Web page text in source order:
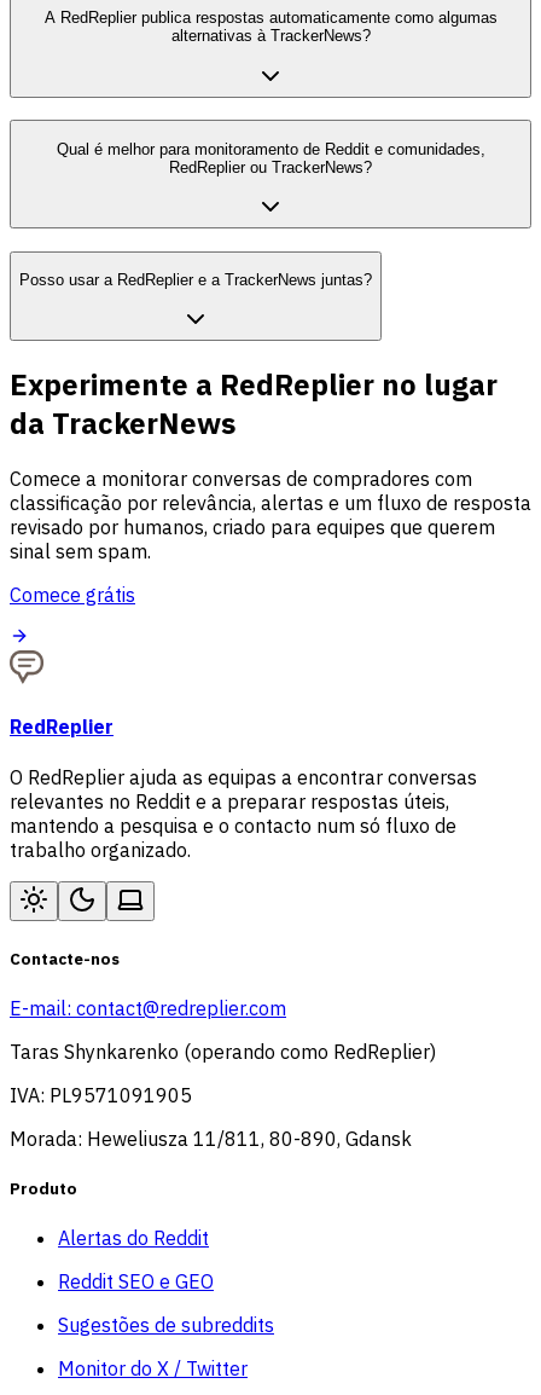
A RedReplier publica respostas automaticamente como algumas
alternativas à TrackerNews?
Qual é melhor para monitoramento de Reddit e comunidades,
RedReplier ou TrackerNews?
Posso usar a RedReplier e a TrackerNews juntas?
Experimente a RedReplier no lugar
da TrackerNews
Comece a monitorar conversas de compradores com
classificação por relevância, alertas e um fluxo de resposta
revisado por humanos, criado para equipes que querem
sinal sem spam.
Comece grátis
RedReplier
O RedReplier ajuda as equipas a encontrar conversas
relevantes no Reddit e a preparar respostas úteis,
mantendo a pesquisa e o contacto num só fluxo de
trabalho organizado.
Contacte-nos
E-mail: contact@redreplier.com
Taras Shynkarenko (operando como RedReplier)
IVA: PL9571091905
Morada: Heweliusza 11/811, 80-890, Gdansk
Produto
Alertas do Reddit
Reddit SEO e GEO
Sugestões de subreddits
Monitor do X / Twitter